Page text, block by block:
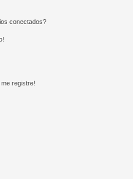
conectados?
registre!